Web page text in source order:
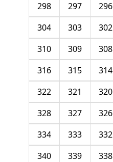
296
297
298
302
303
304
308
309
310
314
315
316
320
321
322
326
327
328
332
333
334
338
339
340